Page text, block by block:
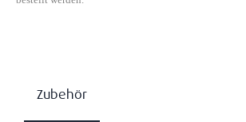
Zubehör